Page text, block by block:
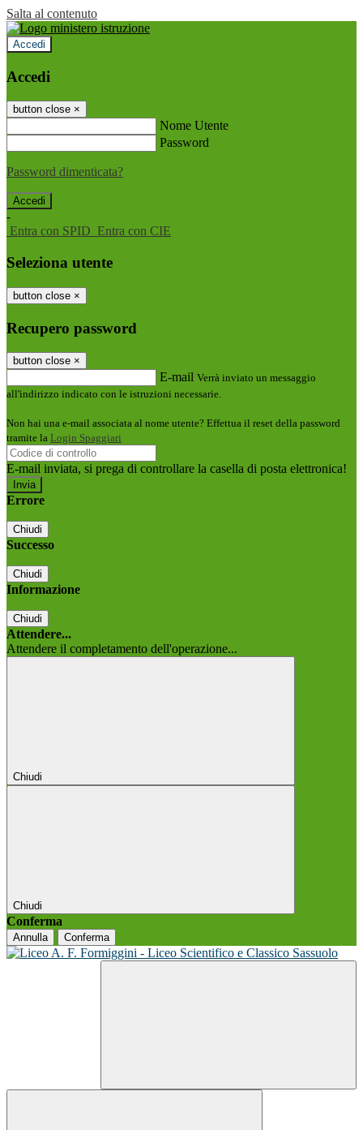
Salta al contenuto
Accedi
Accedi
button close ×
Nome Utente
Password
Password dimenticata?
-
Entra con SPID Entra con CIE
Seleziona utente
button close ×
Recupero password
button close ×
E-mail Verrà inviato un messaggio
all'indirizzo indicato con le istruzioni necessarie.
Non hai una e-mail associata al nome utente? Effettua il reset della password
tramite la Login Spaggiari
E-mail inviata, si prega di controllare la casella di posta elettronica!
Errore
Chiudi
Successo
Chiudi
Informazione
Chiudi
Attendere...
Attendere il completamento dell'operazione...
Chiudi
Chiudi
Conferma
Annulla Conferma